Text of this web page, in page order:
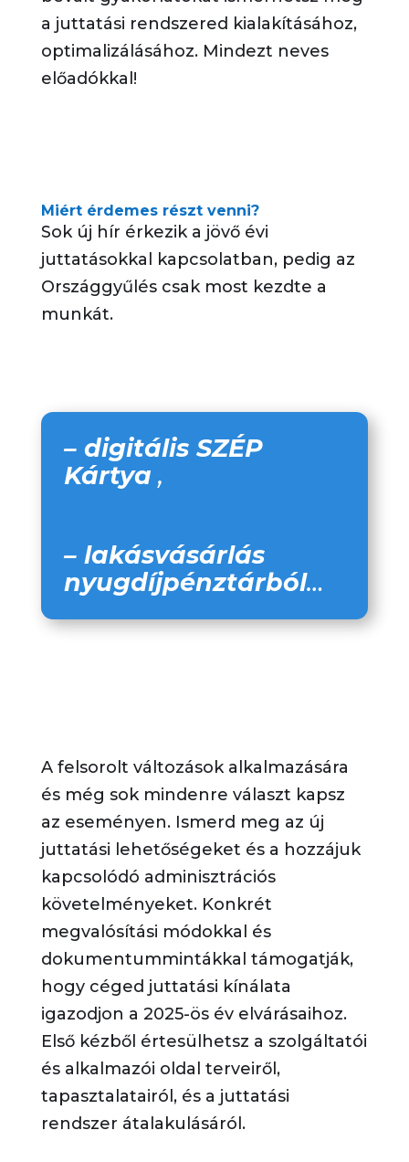
a juttatási rendszered kialakításához,
optimalizálásához. Mindezt neves
előadókkal!
Miért érdemes részt venni?
Sok új hír érkezik a jövő évi
juttatásokkal kapcsolatban, pedig az
Országgyűlés csak most kezdte a
munkát.
– digitális SZÉP
Kártya ,
– lakásvásárlás
nyugdíjpénztárból…
A felsorolt változások alkalmazására
és még sok mindenre választ kapsz
az eseményen. Ismerd meg az új
juttatási lehetőségeket és a hozzájuk
kapcsolódó adminisztrációs
követelményeket. Konkrét
megvalósítási módokkal és
dokumentummintákkal támogatják,
hogy céged juttatási kínálata
igazodjon a 2025-ös év elvárásaihoz.
Első kézből értesülhetsz a szolgáltatói
és alkalmazói oldal terveiről,
tapasztalatairól, és a juttatási
rendszer átalakulásáról.